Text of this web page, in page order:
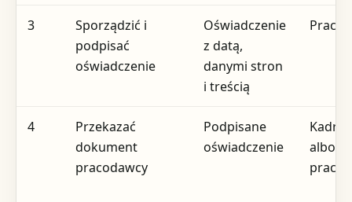
3
Sporządzić i
podpisać
oświadczenie
Oświadczenie
z datą,
danymi stron
i treścią
4
Przekazać
dokument
pracodawcy
Podpisane
oświadczenie
Kadry,
albo